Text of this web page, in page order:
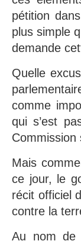
pétition
plus simple
demande
Quelle
comme
qui s’est
Commission
Mais
ce jour, le
récit officiel
contre la
Au nom de